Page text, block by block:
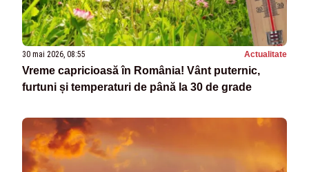
30 mai 2026, 08:55 Actualitate
Vreme capricioasă în România! Vânt puternic,
furtuni și temperaturi de până la 30 de grade